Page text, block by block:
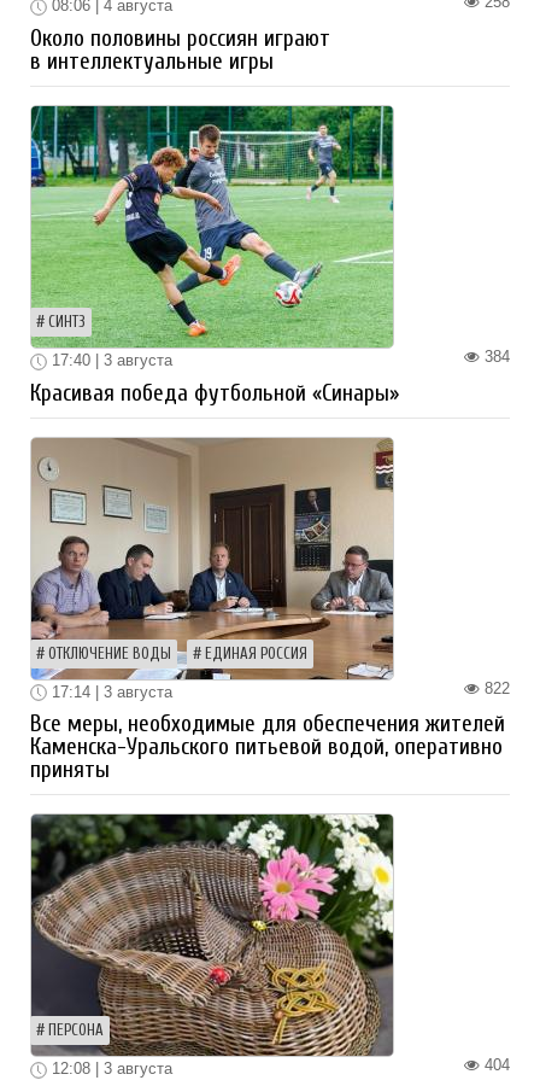
08:06 | 4 августа
Около половины россиян играют
в интеллектуальные игры
СИНТЗ
384
17:40 | 3 августа
Красивая победа футбольной «Синары»
ОТКЛЮЧЕНИЕ ВОДЫ ЕДИНАЯ РОССИЯ
822
17:14 | 3 августа
Все меры, необходимые для обеспечения жителей
Каменска-Уральского питьевой водой, оперативно
приняты
ПЕРСОНА
404
12:08 | 3 августа